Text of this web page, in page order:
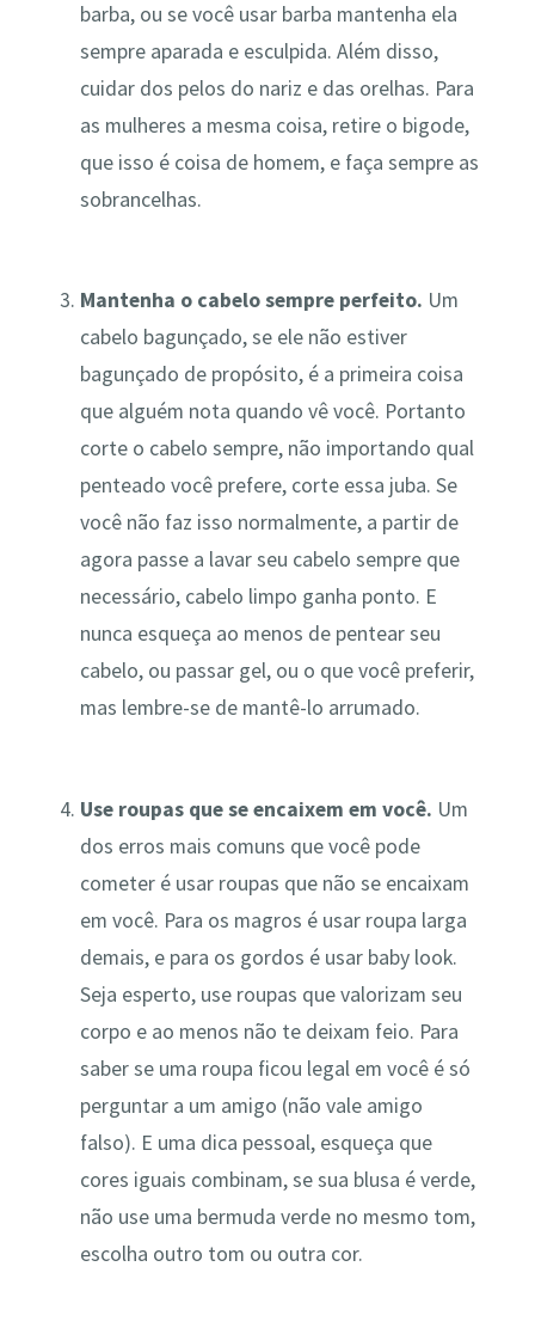
barba, ou se você usar barba mantenha ela
sempre aparada e esculpida. Além disso,
cuidar dos pelos do nariz e das orelhas. Para
as mulheres a mesma coisa, retire o bigode,
que isso é coisa de homem, e faça sempre as
sobrancelhas.
Mantenha o cabelo sempre perfeito. Um
cabelo bagunçado, se ele não estiver
bagunçado de propósito, é a primeira coisa
que alguém nota quando vê você. Portanto
corte o cabelo sempre, não importando qual
penteado você prefere, corte essa juba. Se
você não faz isso normalmente, a partir de
agora passe a lavar seu cabelo sempre que
necessário, cabelo limpo ganha ponto. E
nunca esqueça ao menos de pentear seu
cabelo, ou passar gel, ou o que você preferir,
mas lembre-se de mantê-lo arrumado.
Use roupas que se encaixem em você. Um
dos erros mais comuns que você pode
cometer é usar roupas que não se encaixam
em você. Para os magros é usar roupa larga
demais, e para os gordos é usar baby look.
Seja esperto, use roupas que valorizam seu
corpo e ao menos não te deixam feio. Para
saber se uma roupa ficou legal em você é só
perguntar a um amigo (não vale amigo
falso). E uma dica pessoal, esqueça que
cores iguais combinam, se sua blusa é verde,
não use uma bermuda verde no mesmo tom,
escolha outro tom ou outra cor.